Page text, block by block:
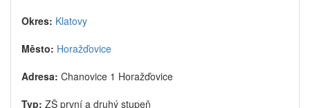
Okres: Klatovy
Město: Horažďovice
Adresa: Chanovice 1 Horažďovice
Typ: ZŠ první a druhý stupeň